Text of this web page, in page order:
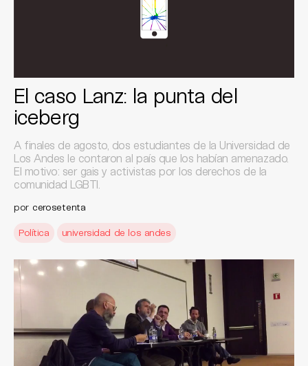
El caso Lanz: la punta del
iceberg
A finales de agosto, dos estudiantes de la Universidad de
Los Andes le contaron al país que los habían amenazado.
El motivo: ser gais y activistas por los derechos de la
comunidad LGBTI.
por cerosetenta
Política universidad de los andes